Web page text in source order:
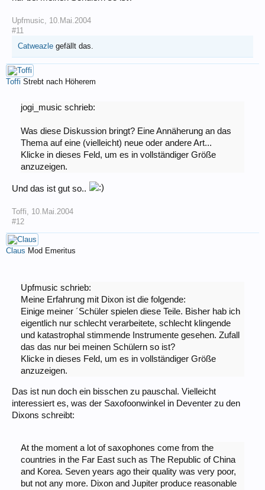
Upfmusic, 10.Mai.2004
#11
Catweazle gefällt das.
Toffi Strebt nach Höherem
jogi_music schrieb:
Was diese Diskussion bringt? Eine Annäherung an das
Thema auf eine (vielleicht) neue oder andere Art...
Klicke in dieses Feld, um es in vollständiger Größe
anzuzeigen.
Und das ist gut so..
Toffi
10.Mai.2004
#12
Claus Mod Emeritus
Upfmusic schrieb:
Meine Erfahrung mit Dixon ist die folgende:
Einige meiner ´Schüler spielen diese Teile. Bisher hab ich
eigentlich nur schlecht verarbeitete, schlecht klingende
und katastrophal stimmende Instrumente gesehen. Zufall
das das nur bei meinen Schülern so ist?
Klicke in dieses Feld, um es in vollständiger Größe
anzuzeigen.
Das ist nun doch ein bisschen zu pauschal. Vielleicht
interessiert es, was der Saxofoonwinkel in Deventer zu den
Dixons schreibt:
At the moment a lot of saxophones come from the
countries in the Far East such as The Republic of China
and Korea. Seven years ago their quality was very poor,
but not any more. Dixon and Jupiter produce reasonable